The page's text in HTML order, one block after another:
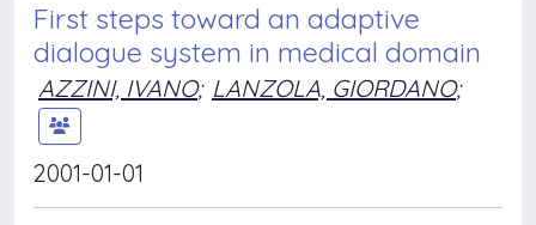
First steps toward an adaptive
dialogue system in medical domain
AZZINI, IVANO; LANZOLA, GIORDANO;
2001-01-01